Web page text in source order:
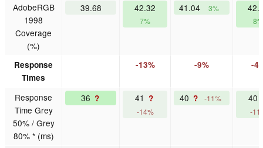
AdobeRGB
1998
Coverage
(%)
39.68 42.32
7%
41.04 3%
8%
Response
Times
-13% -9% -
Response
Time Grey
50% / Grey
80% * (ms)
36 ? 41 ?
-14%
40 ? -11% 40
-